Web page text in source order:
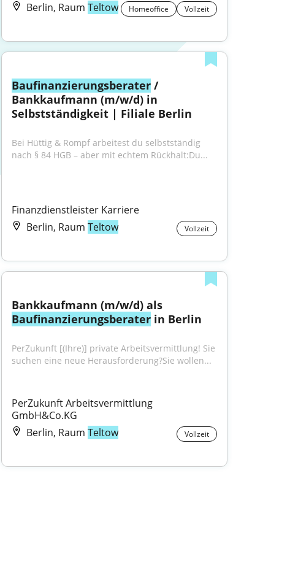
Berlin, Raum Teltow Homeoffice Vollzeit
Baufinanzierungsberater /
Bankkaufmann (m/w/d) in
Selbstständigkeit | Filiale Berlin
Bei Hüttig & Rompf arbeitest du selbstständig
nach § 84 HGB – aber mit echtem Rückhalt:Du...
Finanzdienstleister Karriere
Berlin, Raum Teltow Vollzeit
Bankkaufmann (m/w/d) als
Baufinanzierungsberater in Berlin
PerZukunft [(Ihre)] private Arbeitsvermittlung! Sie
suchen eine neue Herausforderung?Sie wollen...
PerZukunft Arbeitsvermittlung
GmbH&Co.KG
Berlin, Raum Teltow Vollzeit